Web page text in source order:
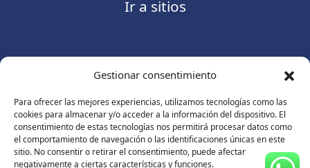
Gestionar consentimiento
Para ofrecer las mejores experiencias, utilizamos tecnologías como las
cookies para almacenar y/o acceder a la información del dispositivo. El
consentimiento de estas tecnologías nos permitirá procesar datos como
el comportamiento de navegación o las identificaciones únicas en este
sitio. No consentir o retirar el consentimiento, puede afectar
negativamente a ciertas características y funciones.
Ir a sitios
Contáctanos
Consulte nuestroAviso de privacidad